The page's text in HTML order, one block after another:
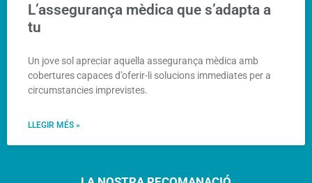
L’assegurança mèdica que s’adapta a
tu
Un jove sol apreciar aquella assegurança mèdica amb
cobertures capaces d’oferir-li solucions immediates per a
circumstancies imprevistes.
LLEGIR MÉS »